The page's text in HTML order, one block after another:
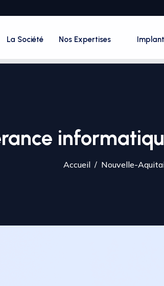
La Société Nos Expertises
Accueil Nouvelle-